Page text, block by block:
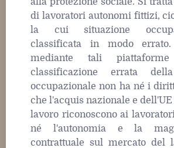
di lavoratori autonomi fittizi,
la cui situazione
classificata in modo
mediante tali
classificazione errata
occupazionale non ha né i
che l'acquis nazionale e
lavoro riconoscono ai
né l'autonomia e la
contrattuale sul mercato del